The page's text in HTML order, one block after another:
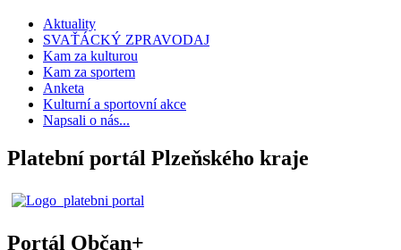
Aktuality
SVAŤÁCKÝ ZPRAVODAJ
Kam za kulturou
Kam za sportem
Anketa
Kulturní a sportovní akce
Napsali o nás...
Platební portál Plzeňského kraje
Portál Občan+